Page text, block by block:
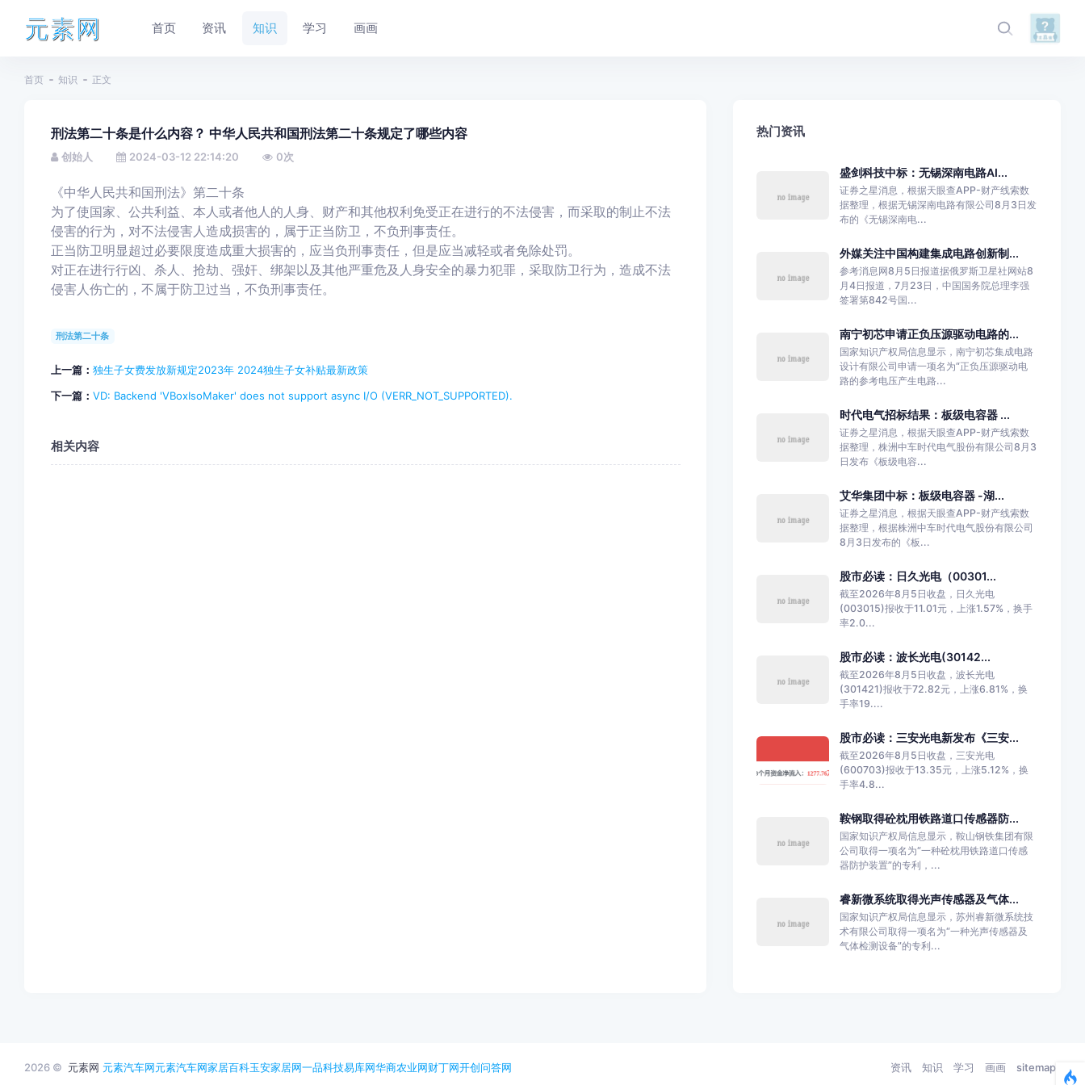
元素网 首页 资讯 知识 学习 画画
首页 知识 正文
刑法第二十条是什么内容？ 中华人民共和国刑法第二十条规定了哪些内容
创始人 2024-03-12 22:14:20 0次
《中华人民共和国刑法》第二十条
为了使国家、公共利益、本人或者他人的人身、财产和其他权利免受正在进行的不法侵害，而采取的制止不法
侵害的行为，对不法侵害人造成损害的，属于正当防卫，不负刑事责任。
正当防卫明显超过必要限度造成重大损害的，应当负刑事责任，但是应当减轻或者免除处罚。
对正在进行行凶、杀人、抢劫、强奸、绑架以及其他严重危及人身安全的暴力犯罪，采取防卫行为，造成不法
侵害人伤亡的，不属于防卫过当，不负刑事责任。
刑法第二十条
上一篇： 独生子女费发放新规定2023年 2024独生子女补贴最新政策
下一篇： VD: Backend 'VBoxIsoMaker' does not support async I/O (VERR_NOT_SUPPORTED).
相关内容
热门资讯
盛剑科技中标：无锡深南电路AI...
证券之星消息，根据天眼查APP-财产线索数
据整理，根据无锡深南电路有限公司8月3日发
布的《无锡深南电...
外媒关注中国构建集成电路创新制...
参考消息网8月5日报道据俄罗斯卫星社网站8
月4日报道，7月23日，中国国务院总理李强
签署第842号国...
南宁初芯申请正负压源驱动电路的...
国家知识产权局信息显示，南宁初芯集成电路
设计有限公司申请一项名为“正负压源驱动电
路的参考电压产生电路...
时代电气招标结果：板级电容器 ...
证券之星消息，根据天眼查APP-财产线索数
据整理，株洲中车时代电气股份有限公司8月3
日发布《板级电容...
艾华集团中标：板级电容器 -湖...
证券之星消息，根据天眼查APP-财产线索数
据整理，根据株洲中车时代电气股份有限公司
8月3日发布的《板...
股市必读：日久光电（00301...
截至2026年8月5日收盘，日久光电
(003015)报收于11.01元，上涨1.57%，换手
率2.0...
股市必读：波长光电(30142...
截至2026年8月5日收盘，波长光电
(301421)报收于72.82元，上涨6.81%，换
手率19....
股市必读：三安光电新发布《三安...
截至2026年8月5日收盘，三安光电
(600703)报收于13.35元，上涨5.12%，换
手率4.8...
鞍钢取得砼枕用铁路道口传感器防...
国家知识产权局信息显示，鞍山钢铁集团有限
公司取得一项名为“一种砼枕用铁路道口传感
器防护装置”的专利，...
睿新微系统取得光声传感器及气体...
国家知识产权局信息显示，苏州睿新微系统技
术有限公司取得一项名为“一种光声传感器及
气体检测设备”的专利...
2026 © 元素网 元素汽车网元素汽车网家居百科玉安家居网一品科技易库网华商农业网财丁网开创问答网 资讯 知识 学习 画画 sitemap